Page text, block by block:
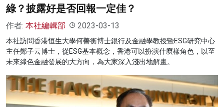
綠？披露好是否回報一定佳？
作者: 本社編輯部 2023-03-13
本社訪問香港恒生大學何善衡博士銀行及金融學教授暨ESG研究中心
主任鄭子云博士，從ESG基本概念，香港可以扮演什麼樣角色，以至
未來綠色金融發展的大方向，為大家深入淺出地解畫。